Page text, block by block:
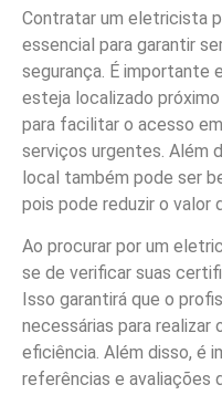
Contratar um eletricista
essencial para garantir
segurança. É importante
esteja localizado
para facilitar o acesso
serviços urgentes. Além
local também pode ser
pois pode reduzir o valor
Ao procurar por um
se de verificar suas
Isso garantirá que o
necessárias para realizar
eficiência. Além disso, é
referências e avaliações